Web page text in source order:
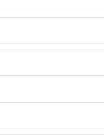
Quali servizi posso
Gli hotel a Taormina
per gli ospiti. I più comuni
aree benessere con SPA,
commerciale, zona
gratuito e opuscoli